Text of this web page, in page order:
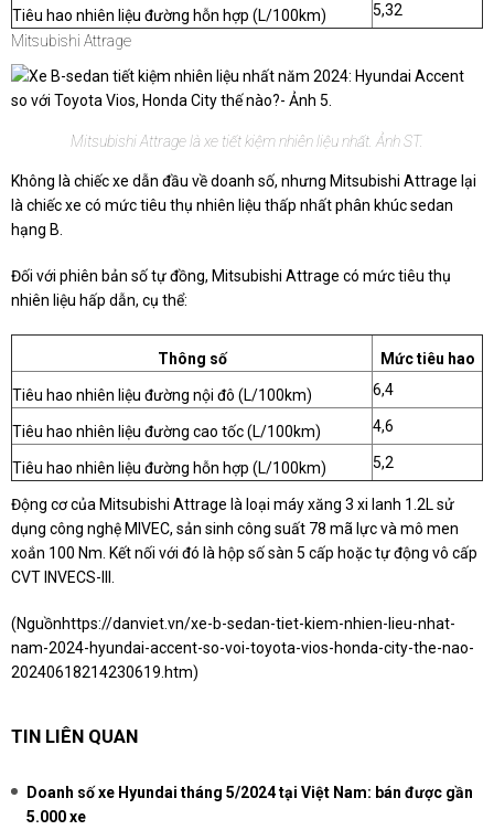
Tiêu hao nhiên liệu đường hỗn hợp (L/100km)
5,32
Mitsubishi Attrage
Mitsubishi Attrage là xe tiết kiệm nhiên liệu nhất. Ảnh ST.
Không là chiếc xe dẫn đầu về doanh số, nhưng Mitsubishi Attrage lại
là chiếc xe có mức tiêu thụ nhiên liệu thấp nhất phân khúc sedan
hạng B.
Đối với phiên bản số tự đồng, Mitsubishi Attrage có mức tiêu thụ
nhiên liệu hấp dẫn, cụ thể:
Thông số Mức tiêu hao
Tiêu hao nhiên liệu đường nội đô (L/100km) 6,4
Tiêu hao nhiên liệu đường cao tốc (L/100km) 4,6
Tiêu hao nhiên liệu đường hỗn hợp (L/100km) 5,2
Động cơ của Mitsubishi Attrage là loại máy xăng 3 xi lanh 1.2L sử
dụng công nghệ MIVEC, sản sinh công suất 78 mã lực và mô men
xoắn 100 Nm. Kết nối với đó là hộp số sàn 5 cấp hoặc tự động vô cấp
CVT INVECS-III.
(Nguồnhttps://danviet.vn/xe-b-sedan-tiet-kiem-nhien-lieu-nhat-
nam-2024-hyundai-accent-so-voi-toyota-vios-honda-city-the-nao-
20240618214230619.htm)
TIN LIÊN QUAN
Doanh số xe Hyundai tháng 5/2024 tại Việt Nam: bán được gần
5.000 xe